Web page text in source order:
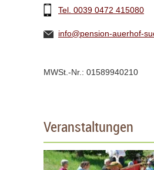
Tel. 0039 0472 415080
info@pension-auerhof-
MWSt.-Nr.: 01589940210
Veranstaltungen